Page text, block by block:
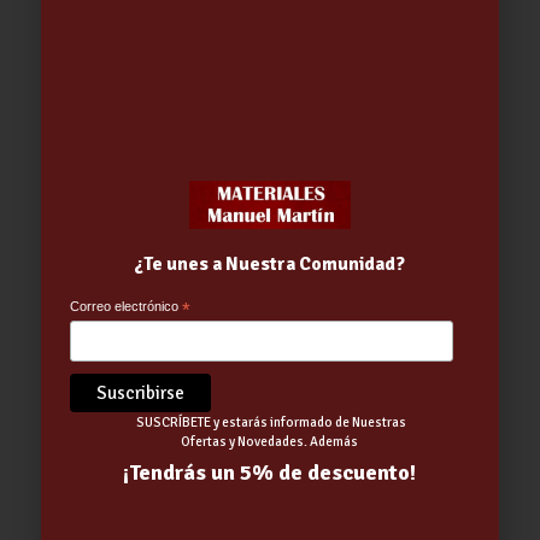
BOMBILLA LED ESFERICA 6W E14
¿Te unes a Nuestra Comunidad?
Correo electrónico*
SUSCRÍBETE y estarás informado de Nuestras
Ofertas y Novedades. Además
¡Tendrás un 5% de descuento!